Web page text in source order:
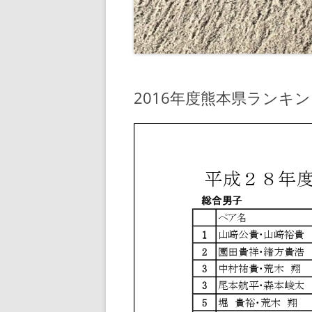
2016年度熊本県ランキ